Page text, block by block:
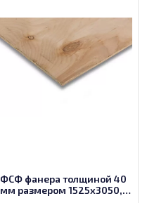
ФСФ фанера толщиной 40
мм размером 1525х3050,